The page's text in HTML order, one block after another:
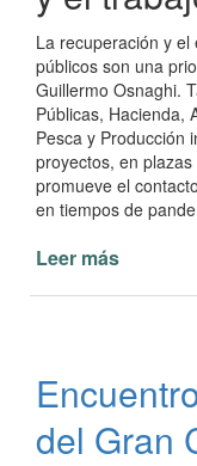
La recuperación y
públicos son una
Guillermo Osnaghi.
Públicas, Hacienda,
Pesca y Producción
proyectos, en
promueve el
en tiempos de
Leer más
en
Paso
de
del Gran